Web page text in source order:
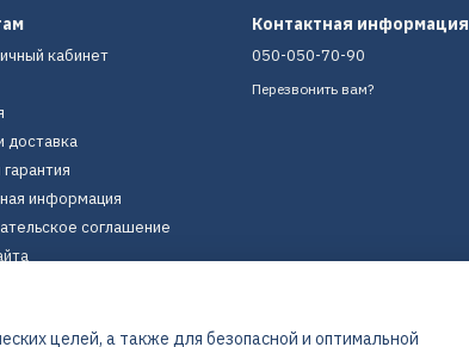
кабинет
доставка
информация
соглашение
Контактная информация
050-050-70-90
Перезвонить вам?
целей, а также для безопасной и оптимальной